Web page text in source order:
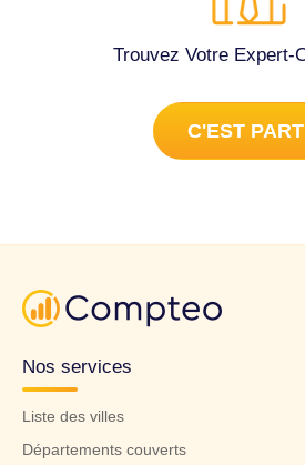
Trouvez Votre Expert-
C'EST
Nos services
Liste des villes
Départements couverts